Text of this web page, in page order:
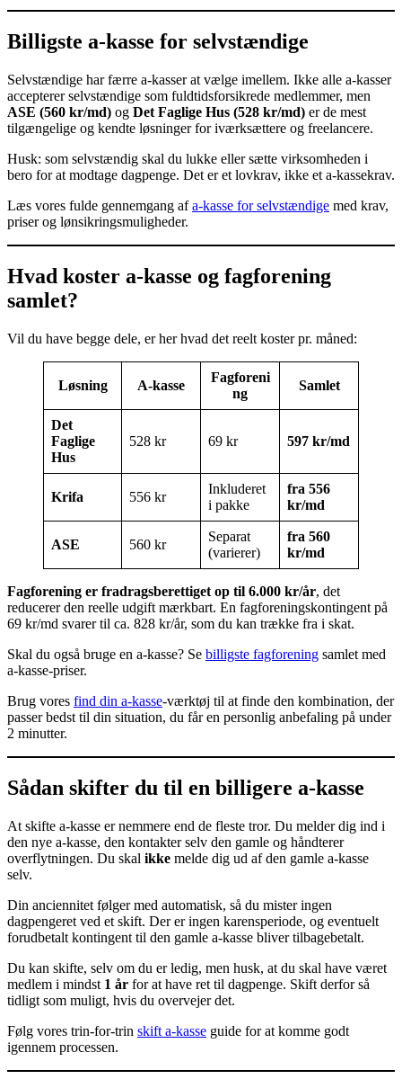
Billigste a-kasse for selvstændige
Selvstændige har færre a-kasser at vælge imellem. Ikke alle a-kasser
accepterer selvstændige som fuldtidsforsikrede medlemmer, men
ASE (560 kr/md) og Det Faglige Hus (528 kr/md) er de mest
tilgængelige og kendte løsninger for iværksættere og freelancere.
Husk: som selvstændig skal du lukke eller sætte virksomheden i
bero for at modtage dagpenge. Det er et lovkrav, ikke et a-kassekrav.
Læs vores fulde gennemgang afa-kasse for selvstændige med krav,
priser og lønsikringsmuligheder.
Hvad koster a-kasse og fagforening
samlet?
Vil du have begge dele, er her hvad det reelt koster pr. måned:
Løsning A-kasse
Fagforeni
ng
Samlet
Det
Faglige
Hus
528 kr 69 kr 597 kr/md
Krifa 556 kr
Inkluderet
i pakke
fra 556
kr/md
ASE 560 kr
Separat
(varierer)
fra 560
kr/md
Fagforening er fradragsberettiget op til 6.000 kr/år, det
reducerer den reelle udgift mærkbart. En fagforeningskontingent på
69 kr/md svarer til ca. 828 kr/år, som du kan trække fra i skat.
Skal du også bruge en a-kasse? Se billigste fagforening samlet med
a-kasse-priser.
Brug vores find din a-kasse-værktøj til at finde den kombination, der
passer bedst til din situation, du får en personlig anbefaling på under
2 minutter.
Sådan skifter du til en billigere a-kasse
At skifte a-kasse er nemmere end de fleste tror. Du melder dig ind i
den nye a-kasse, den kontakter selv den gamle og håndterer
overflytningen. Du skal ikke melde dig ud af den gamle a-kasse
selv.
Din anciennitet følger med automatisk, så du mister ingen
dagpengeret ved et skift. Der er ingen karensperiode, og eventuelt
forudbetalt kontingent til den gamle a-kasse bliver tilbagebetalt.
Du kan skifte, selv om du er ledig, men husk, at du skal have været
medlem i mindst 1 år for at have ret til dagpenge. Skift derfor så
tidligt som muligt, hvis du overvejer det.
Følg vores trin-for-trin skift a-kasse guide for at komme godt
igennem processen.